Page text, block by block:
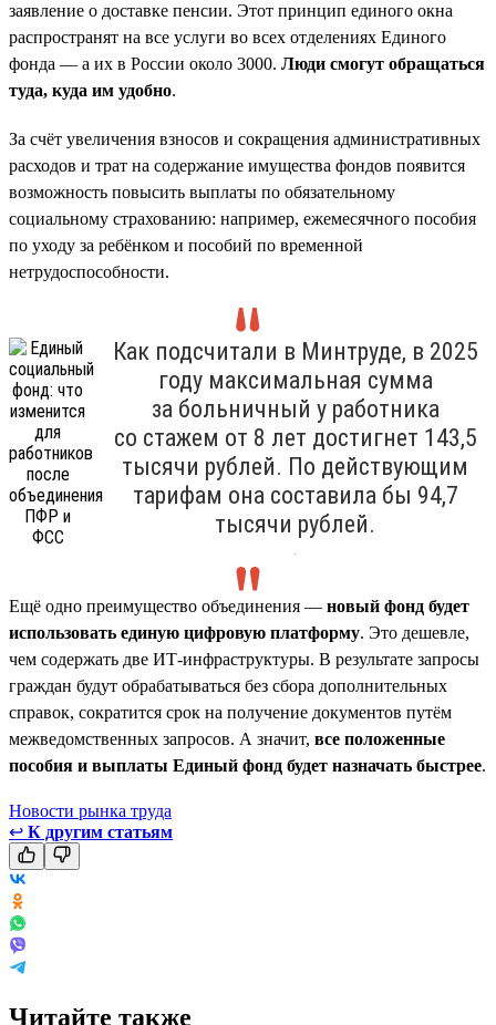
заявление о доставке пенсии. Этот принцип единого окна
распространят на все услуги во всех отделениях Единого
фонда — а их в России около 3000. Люди смогут обращаться
туда, куда им удобно.
За счёт увеличения взносов и сокращения административных
расходов и трат на содержание имущества фондов появится
возможность повысить выплаты по обязательному
социальному страхованию: например, ежемесячного пособия
по уходу за ребёнком и пособий по временной
нетрудоспособности.
Как подсчитали в Минтруде, в 2025
году максимальная сумма
за больничный у работника
со стажем от 8 лет достигнет 143,5
тысячи рублей. По действующим
тарифам она составила бы 94,7
тысячи рублей.
.
Ещё одно преимущество объединения — новый фонд будет
использовать единую цифровую платформу. Это дешевле,
чем содержать две ИТ-инфраструктуры. В результате запросы
граждан будут обрабатываться без сбора дополнительных
справок, сократится срок на получение документов путём
межведомственных запросов. А значит, все положенные
пособия и выплаты Единый фонд будет назначать быстрее.
Новости рынка труда
↩ К другим статьям
Читайте также